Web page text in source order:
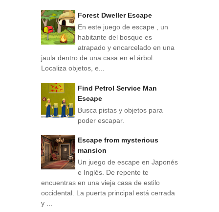
Forest Dweller Escape
En este juego de escape , un
habitante del bosque es
atrapado y encarcelado en una
jaula dentro de una casa en el árbol.
Localiza objetos, e...
Find Petrol Service Man
Escape
Busca pistas y objetos para
poder escapar.
Escape from mysterious
mansion
Un juego de escape en Japonés
e Inglés. De repente te
encuentras en una vieja casa de estilo
occidental. La puerta principal está cerrada
y ...